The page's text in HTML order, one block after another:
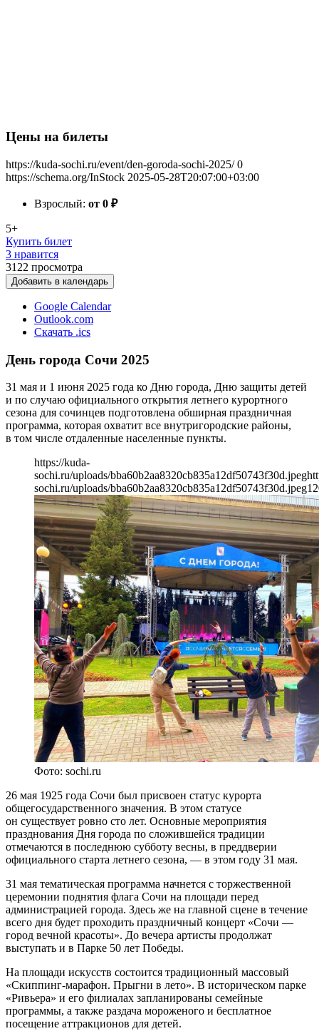
Цены на билеты
https://kuda-sochi.ru/event/den-goroda-sochi-2025/ 0
https://schema.org/InStock 2025-05-28T20:07:00+03:00
Взрослый: от 0 ₽
5+
Купить билет
3 нравится
3122 просмотра
Добавить в календарь
Google Calendar
Outlook.com
Скачать .ics
День города Сочи 2025
31 мая и 1 июня 2025 года ко Дню города, Дню защиты детей
и по случаю официального открытия летнего курортного
сезона для сочинцев подготовлена обширная праздничная
программа, которая охватит все внутригородские районы,
в том числе отдаленные населенные пункты.
https://kuda-
sochi.ru/uploads/bba60b2aa8320cb835a12df50743f30d.jpeg
sochi.ru/uploads/bba60b2aa8320cb835a12df50743f30d.jpeg
Фото: sochi.ru
26 мая 1925 года Сочи был присвоен статус курорта
общегосударственного значения. В этом статусе
он существует ровно сто лет. Основные мероприятия
празднования Дня города по сложившейся традиции
отмечаются в последнюю субботу весны, в преддверии
официального старта летнего сезона, — в этом году 31 мая.
31 мая тематическая программа начнется с торжественной
церемонии поднятия флага Сочи на площади перед
администрацией города. Здесь же на главной сцене в течение
всего дня будет проходить праздничный концерт «Сочи —
город вечной красоты». До вечера артисты продолжат
выступать и в Парке 50 лет Победы.
На площади искусств состоится традиционный массовый
«Скиппинг-марафон. Прыгни в лето». В историческом парке
«Ривьера» и его филиалах запланированы семейные
программы, а также раздача мороженого и бесплатное
посещение аттракционов для детей.